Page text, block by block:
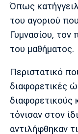
Ίντερ
Όπως
του αγοριού
Γυμνασίου, τον
του μαθήματος.
Περιστατικό
διαφορετικές
διαφορετικούς
τόνισαν στον
αντιλήφθηκαν